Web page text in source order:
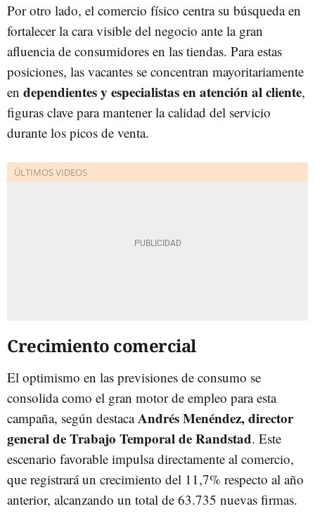
Por otro lado, el comercio físico centra su búsqueda en
fortalecer la cara visible del negocio ante la gran
afluencia de consumidores en las tiendas. Para estas
posiciones, las vacantes se concentran mayoritariamente
en dependientes y especialistas en atención al cliente,
figuras clave para mantener la calidad del servicio
durante los picos de venta.
Crecimiento comercial
El optimismo en las previsiones de consumo se
consolida como el gran motor de empleo para esta
campaña, según destacaAndrés Menéndez, director
general de Trabajo Temporal de Randstad. Este
escenario favorable impulsa directamente al comercio,
que registrará un crecimiento del 11,7% respecto al año
anterior, alcanzando un total de 63.735 nuevas firmas.